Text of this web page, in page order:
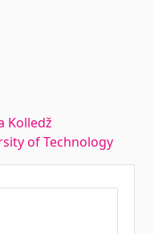
Kolledž
of Technology